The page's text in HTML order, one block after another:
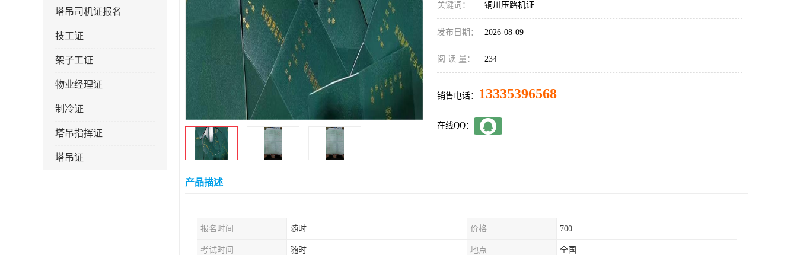
塔吊司机证报名
技工证
架子工证
物业经理证
制冷证
塔吊指挥证
塔吊证
关键词： 铜川压路机证
发布日期： 2026-08-09
阅 读 量： 234
销售电话： 13335396568
在线QQ：
产品描述
报名时间 随时 价格 700
考试时间 随时 地点 全国